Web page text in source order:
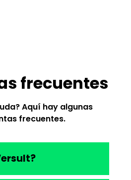
frecuentes
Aquí hay algunas
frecuentes.